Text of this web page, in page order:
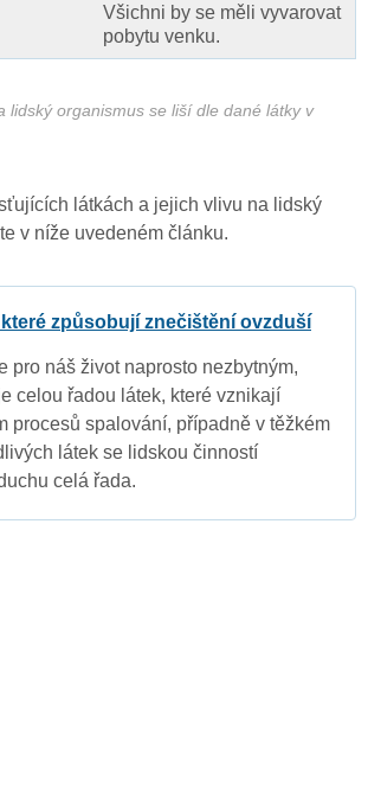
Všichni by se měli vyvarovat
pobytu venku.
lidský organismus se liší dle dané látky v
látkách a jejich vlivu na lidský
v níže uvedeném článku.
které způsobují znečištění ovzduší
pro náš život naprosto nezbytným,
celou řadou látek, které vznikají
procesů spalování, případně v těžkém
látek se lidskou činností
celá řada.